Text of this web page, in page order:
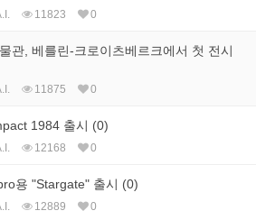
11823 0
관, 베를린-크로이츠베르크에서 첫 전시
11875 0
1984 출시 (0)
12168 0
용 "Stargate" 출시 (0)
12889 0